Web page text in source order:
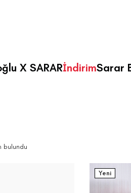
X SARARİndirimSarar
bulundu
Yeni